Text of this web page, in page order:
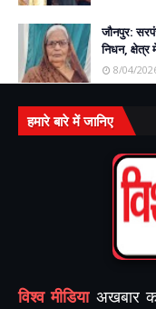
जौनपुर:
निधन,
8/04/
हमारे बारे में जानिए
विश्व मीडियाअखबार